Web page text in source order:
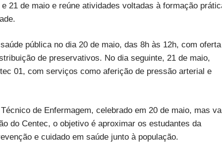
21 de maio e reúne atividades voltadas à formação
pública no dia 20 de maio, das 8h às 12h, com oferta
de preservativos. No dia seguinte, 21 de maio,
01, com serviços como aferição de pressão arterial e
de Enfermagem, celebrado em 20 de maio, mas
do Centec, o objetivo é aproximar os estudantes da
e cuidado em saúde junto à população.